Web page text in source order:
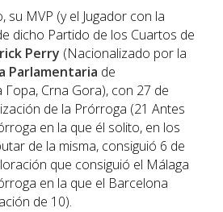
su MVP (y el Jugador con la
dicho Partido de los Cuartos de
Perry (Nacionalizado por la
Parlamentaria de
Гора, Crna Gora), con 27 de
de la Prórroga (21 Antes
en la que él solito, en los
de la misma, consiguió 6 de
que consiguió el Málaga
en la que el Barcelona
de 10).